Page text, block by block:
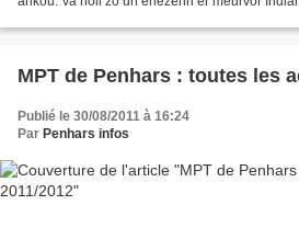
MPT de Penhars : toutes les
Publié le 30/08/2011 à 16:24
Par Penhars infos